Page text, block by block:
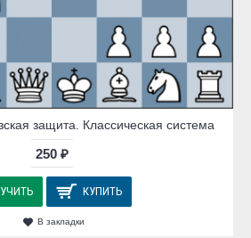
защита. Классическая система
250 ₽
УЧИТЬ КУПИТЬ
В закладки